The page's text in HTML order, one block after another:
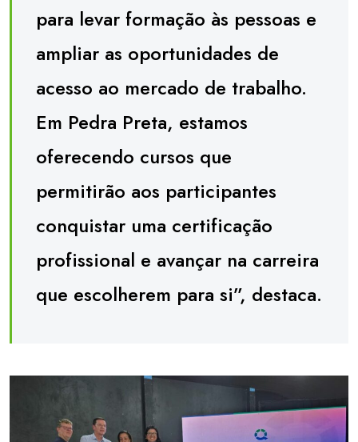
para levar formação às pessoas e
ampliar as oportunidades de
acesso ao mercado de trabalho.
Em Pedra Preta, estamos
oferecendo cursos que
permitirão aos participantes
conquistar uma certificação
profissional e avançar na carreira
que escolherem para si”, destaca.